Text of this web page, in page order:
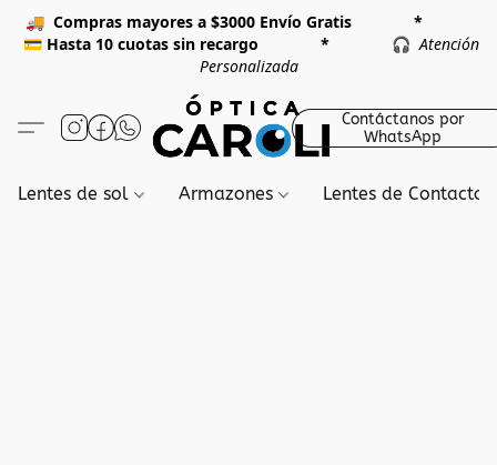
🚚 Compras mayores a $3000 Envío Gratis *
💳 Hasta 10 cuotas sin recargo * 🎧Atención
Personalizada
Contáctanos por
WhatsApp
Lentes de sol Armazones Lentes de Contacto